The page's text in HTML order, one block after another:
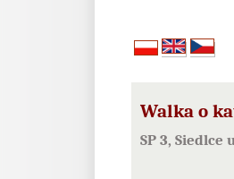
Walka o
SP 3, Siedlce